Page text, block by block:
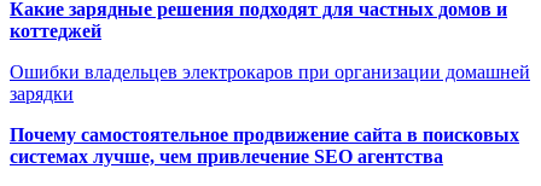
Какие зарядные решения подходят для частных домов и
коттеджей
Ошибки владельцев электрокаров при организации домашней
зарядки
Почему самостоятельное продвижение сайта в поисковых
системах лучше, чем привлечение SEO агентства